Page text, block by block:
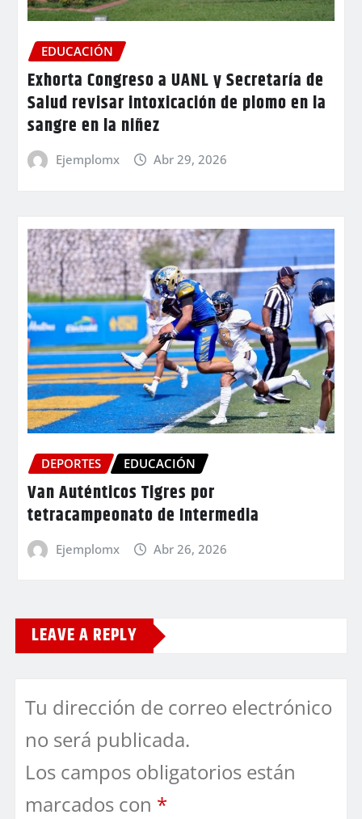
EDUCACIÓN
Exhorta Congreso a UANL y Secretaría de
Salud revisar intoxicación de plomo en la
sangre en la niñez
Ejemplomx Abr 29, 2026
DEPORTES EDUCACIÓN
Van Auténticos Tigres por
tetracampeonato de Intermedia
Ejemplomx Abr 26, 2026
LEAVE A REPLY
Tu dirección de correo electrónico
no será publicada.
Los campos obligatorios están
marcados con *